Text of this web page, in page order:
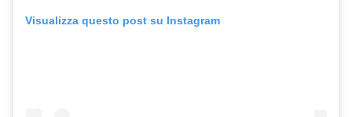
Visualizza questo post su Instagram